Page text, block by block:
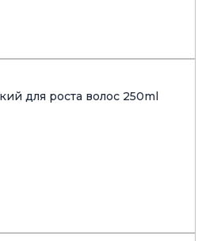
для роста волос 250ml